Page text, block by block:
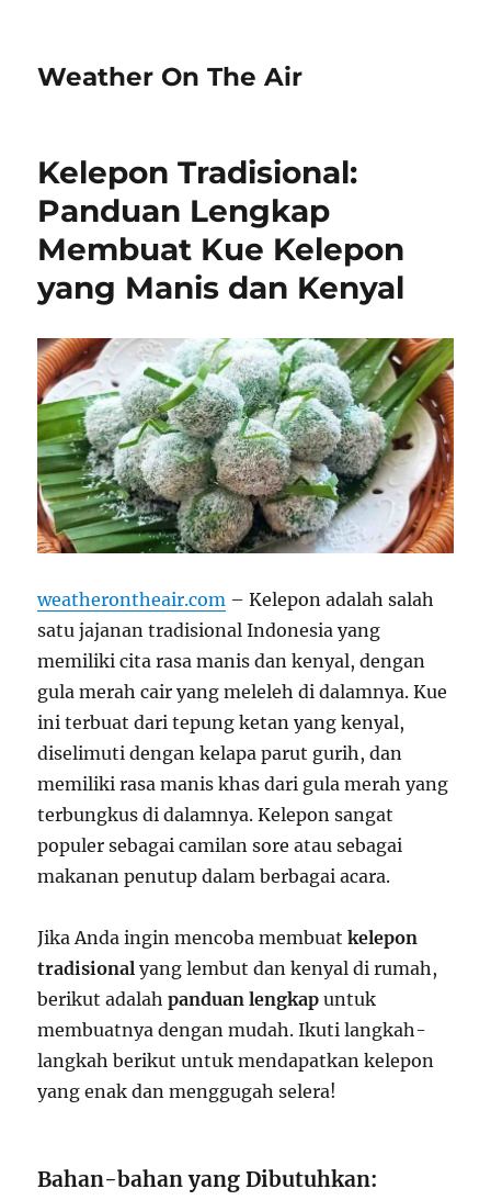
Weather On The Air
Kelepon Tradisional:
Panduan Lengkap
Membuat Kue Kelepon
yang Manis dan Kenyal
weatherontheair.com – Kelepon adalah salah
satu jajanan tradisional Indonesia yang
memiliki cita rasa manis dan kenyal, dengan
gula merah cair yang meleleh di dalamnya. Kue
ini terbuat dari tepung ketan yang kenyal,
diselimuti dengan kelapa parut gurih, dan
memiliki rasa manis khas dari gula merah yang
terbungkus di dalamnya. Kelepon sangat
populer sebagai camilan sore atau sebagai
makanan penutup dalam berbagai acara.
Jika Anda ingin mencoba membuatkelepon
tradisional yang lembut dan kenyal di rumah,
berikut adalahpanduan lengkap untuk
membuatnya dengan mudah. Ikuti langkah-
langkah berikut untuk mendapatkan kelepon
yang enak dan menggugah selera!
Bahan-bahan yang Dibutuhkan: